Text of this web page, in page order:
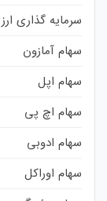
سرمایه گذاری
سهام آمازون
سهام اپل
سهام اچ پی
سهام ادوبی
سهام اوراکل